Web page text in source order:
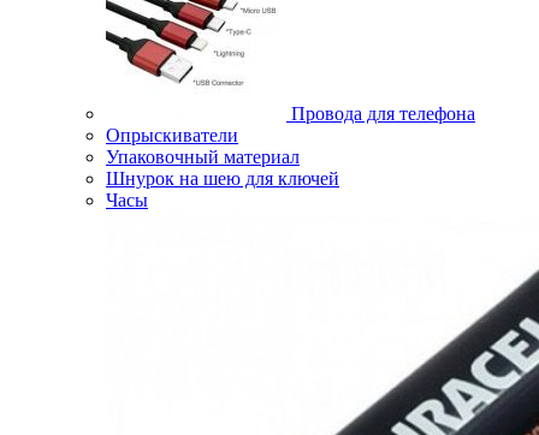
Провода для телефона
Опрыскиватели
Упаковочный материал
Шнурок на шею для ключей
Часы